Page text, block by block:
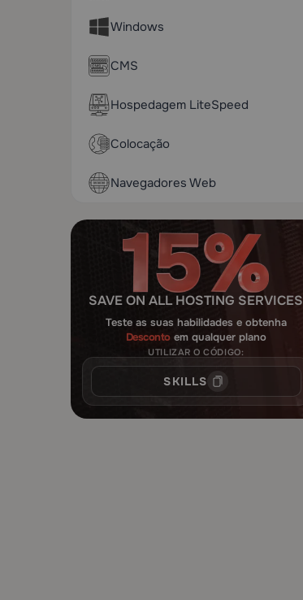
Windows
CMS
Hospedagem LiteSpeed
Colocação
Navegadores Web
SAVE ON ALL HOSTING SERVICES
Teste as suas habilidades e obtenha
Descontoem qualquer plano
UTILIZAR O CÓDIGO:
SKILLS